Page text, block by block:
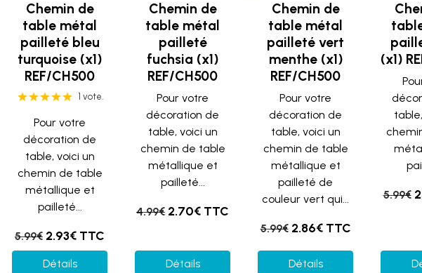
Chemin de
table métal
pailleté bleu
turquoise (x1)
REF/CH500
1 vote.
Pour votre
décoration de
table, voici un
chemin de table
métallique et
pailleté...
5.99€ 2.93€ TTC
Détails
Chemin de
table métal
pailleté
fuchsia (x1)
REF/CH500
Pour votre
décoration de
table, voici un
chemin de table
métallique et
pailleté...
4.99€ 2.70€ TTC
Détails
Chemin de
table métal
pailleté vert
menthe (x1)
REF/CH500
Pour votre
décoration de
table, voici un
chemin de table
métallique et
pailleté de
couleur vert qui...
5.99€ 2.86€ TTC
Détails
(x1)
5.99€